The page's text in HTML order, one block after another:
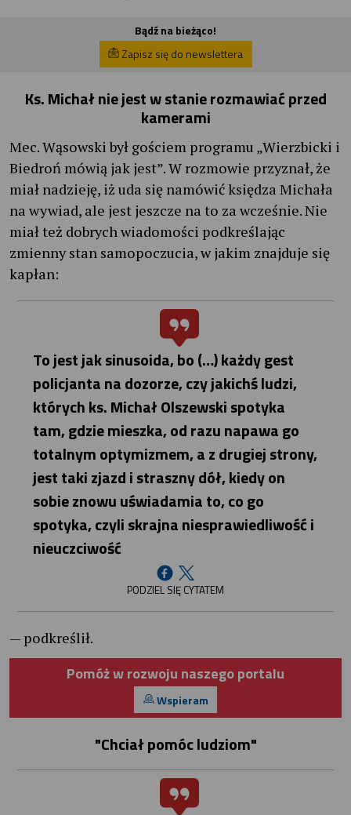
Bądź na bieżąco!
Zapisz się do newslettera
Ks. Michał nie jest w stanie rozmawiać przed
kamerami
Mec. Wąsowski był gościem programu „Wierzbicki i
Biedroń mówią jak jest”. W rozmowie przyznał, że
miał nadzieję, iż uda się namówić księdza Michała
na wywiad, ale jest jeszcze na to za wcześnie. Nie
miał też dobrych wiadomości podkreślając
zmienny stan samopoczucia, w jakim znajduje się
kapłan:
To jest jak sinusoida, bo (…) każdy gest
policjanta na dozorze, czy jakichś ludzi,
których ks. Michał Olszewski spotyka
tam, gdzie mieszka, od razu napawa go
totalnym optymizmem, a z drugiej strony,
jest taki zjazd i straszny dół, kiedy on
sobie znowu uświadamia to, co go
spotyka, czyli skrajna niesprawiedliwość i
nieuczciwość
PODZIEL SIĘ CYTATEM
— podkreślił.
Pomóż w rozwoju naszego portalu
Wspieram
"Chciał pomóc ludziom"